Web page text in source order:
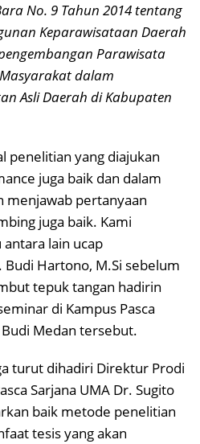
No. 9 Tahun 2014 tentang
Keparawisataan Daerah
Parawisata
dalam
Asli Daerah di Kabupaten
penelitian yang diajukan
juga baik dan dalam
menjawab pertanyaan
juga baik. Kami
lain ucap
Hartono, M.Si sebelum
tepuk tangan hadirin
di Kampus Pasca
Budi Medan tersebut.
turut dihadiri Direktur Prodi
Sarjana UMA Dr. Sugito
baik metode penelitian
tesis yang akan